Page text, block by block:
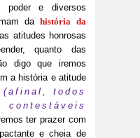
poder e diversos
dahistória da
atitudes honrosas
quanto das
digo que iremos
a história e atitude
(afinal, todos
ter prazer com
e cheia de